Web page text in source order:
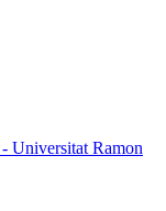
Universitat Ramon